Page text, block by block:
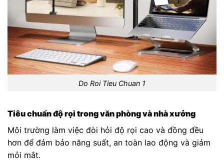
Do Roi Tieu Chuan 1
Tiêu chuẩn độ rọi trong văn phòng và nhà xưởng
Môi trường làm việc đòi hỏi độ rọi cao và đồng đều
hơn để đảm bảo năng suất, an toàn lao động và giảm
mỏi mắt.